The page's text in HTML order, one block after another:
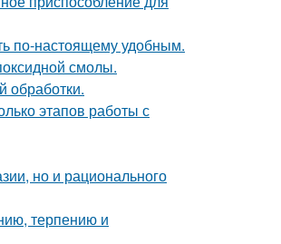
по-настоящему удобным.
смолы.
обработки.
этапов работы с
но и рационального
терпению и